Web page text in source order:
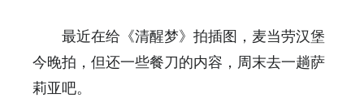
最近在给《清醒梦》拍插图，麦当劳汉堡
今晚拍，但还一些餐刀的内容，周末去一趟萨
莉亚吧。